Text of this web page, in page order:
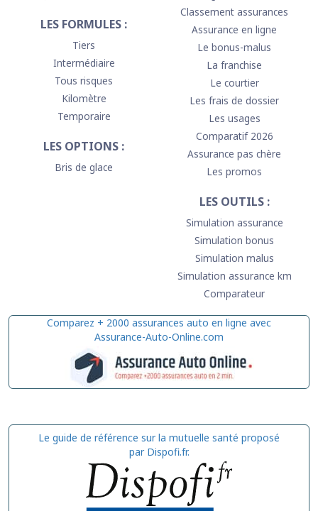
LES FORMULES :
Tiers
Intermédiaire
Tous risques
Kilomètre
Temporaire
LES OPTIONS :
Bris de glace
Classement assurances
Assurance en ligne
Le bonus-malus
La franchise
Le courtier
Les frais de dossier
Les usages
Comparatif 2026
Assurance pas chère
Les promos
LES OUTILS :
Simulation assurance
Simulation bonus
Simulation malus
Simulation assurance km
Comparateur
Comparez + 2000 assurances auto en ligne avec
Assurance-Auto-Online.com
Le guide de référence sur la mutuelle santé proposé
par Dispofi.fr.